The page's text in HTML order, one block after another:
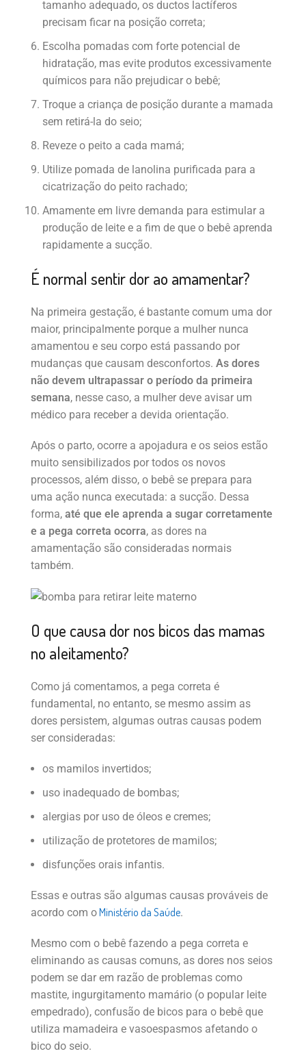
tamanho adequado, os ductos lactíferos
precisam ficar na posição correta;
Escolha pomadas com forte potencial de
hidratação, mas evite produtos excessivamente
químicos para não prejudicar o bebê;
Troque a criança de posição durante a mamada
sem retirá-la do seio;
Reveze o peito a cada mamá;
Utilize pomada de lanolina purificada para a
cicatrização do peito rachado;
Amamente em livre demanda para estimular a
produção de leite e a fim de que o bebê aprenda
rapidamente a sucção.
É normal sentir dor ao amamentar?
Na primeira gestação, é bastante comum uma dor
maior, principalmente porque a mulher nunca
amamentou e seu corpo está passando por
mudanças que causam desconfortos. As dores
não devem ultrapassar o período da primeira
semana, nesse caso, a mulher deve avisar um
médico para receber a devida orientação.
Após o parto, ocorre a apojadura e os seios estão
muito sensibilizados por todos os novos
processos, além disso, o bebê se prepara para
uma ação nunca executada: a sucção. Dessa
forma, até que ele aprenda a sugar corretamente
e a pega correta ocorra, as dores na
amamentação são consideradas normais
também.
O que causa dor nos bicos das mamas
no aleitamento?
Como já comentamos, a pega correta é
fundamental, no entanto, se mesmo assim as
dores persistem, algumas outras causas podem
ser consideradas:
os mamilos invertidos;
uso inadequado de bombas;
alergias por uso de óleos e cremes;
utilização de protetores de mamilos;
disfunções orais infantis.
Essas e outras são algumas causas prováveis de
acordo com oMinistério da Saúde.
Mesmo com o bebê fazendo a pega correta e
eliminando as causas comuns, as dores nos seios
podem se dar em razão de problemas como
mastite, ingurgitamento mamário (o popular leite
empedrado), confusão de bicos para o bebê que
utiliza mamadeira e vasoespasmos afetando o
bico do seio.